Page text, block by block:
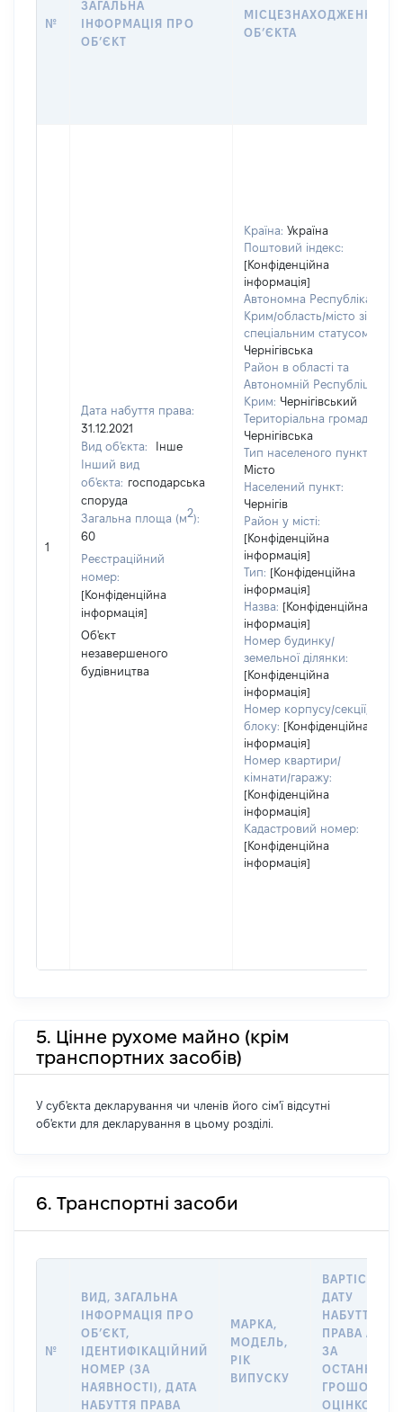
№
ЗАГАЛЬНА
ІНФОРМАЦІЯ ПРО
ОБʼЄКТ
МІСЦЕЗНАХОДЖЕННЯ
ОБʼЄКТА
1
Дата набуття права:
31.12.2021
Вид об'єкта:
Інше
Інший вид
об'єкта: господарська
споруда
Загальна площа (м2):
60
Реєстраційний
номер:
[Конфіденційна
інформація]
Об'єкт
незавершеного
будівництва
Країна: Україна
Поштовий індекс:
[Конфіденційна
інформація]
Автономна Республіка
Крим/область/місто зі
спеціальним статусом:
Чернігівська
Район в області та
Автономній Республіці
Крим: Чернігівський
Територіальна громада:
Чернігівська
Тип населеного пункту:
Місто
Населений пункт:
Чернігів
Район у місті:
[Конфіденційна
інформація]
Тип: [Конфіденційна
інформація]
Назва: [Конфіденційна
інформація]
Номер будинку/
земельної ділянки:
[Конфіденційна
інформація]
Номер корпусу/секції/
блоку: [Конфіденційна
інформація]
Номер квартири/
кімнати/гаражу:
[Конфіденційна
інформація]
Кадастровий номер:
[Конфіденційна
інформація]
5. Цінне рухоме майно (крім
транспортних засобів)
У суб'єкта декларування чи членів його сім'ї відсутні
об'єкти для декларування в цьому розділі.
6. Транспортні засоби
№
ВИД, ЗАГАЛЬНА
ІНФОРМАЦІЯ ПРО
ОБʼЄКТ,
ІДЕНТИФІКАЦІЙНИЙ
НОМЕР (ЗА
НАЯВНОСТІ), ДАТА
НАБУТТЯ ПРАВА
МАРКА,
МОДЕЛЬ,
РІК
ВИПУСКУ
ВАРТІСТЬ НА
ДАТУ
НАБУТТЯ
ПРАВА АБО
ЗА
ГРОШОВОЮ
ОЦІНКОЮ,